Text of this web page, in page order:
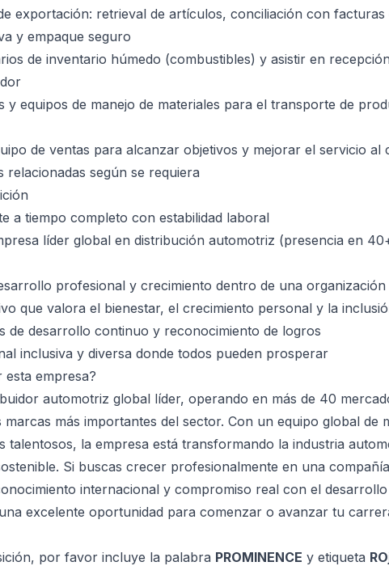
exportación: retrieval de artículos, conciliación con facturas
y empaque seguro
de inventario húmedo (combustibles) y asistir en
y equipos de manejo de materiales para el transporte de
de ventas para alcanzar objetivos y mejorar el servicio al
relacionadas según se requiera
a tiempo completo con estabilidad laboral
líder global en distribución automotriz (presencia en
profesional y crecimiento dentro de una organización
que valora el bienestar, el crecimiento personal y la
de desarrollo continuo y reconocimiento de logros
inclusiva y diversa donde todos pueden prosperar
empresa?
automotriz global líder, operando en más de 40
más importantes del sector. Con un equipo global de
talentosos, la empresa está transformando la industria
Si buscas crecer profesionalmente en una compañía
internacional y compromiso real con el desarrollo
excelente oportunidad para comenzar o avanzar tu
por favor incluye la palabra PROMINENCE y etiqueta